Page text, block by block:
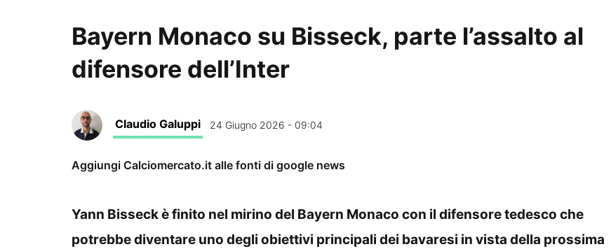
Bayern Monaco su Bisseck, parte l’assalto al
difensore dell’Inter
Claudio Galuppi 24 Giugno 2026 - 09:04
Aggiungi Calciomercato.it alle fonti di google news
Yann Bisseck è finito nel mirino del Bayern Monaco con il difensore tedesco che
potrebbe diventare uno degli obiettivi principali dei bavaresi in vista della prossima